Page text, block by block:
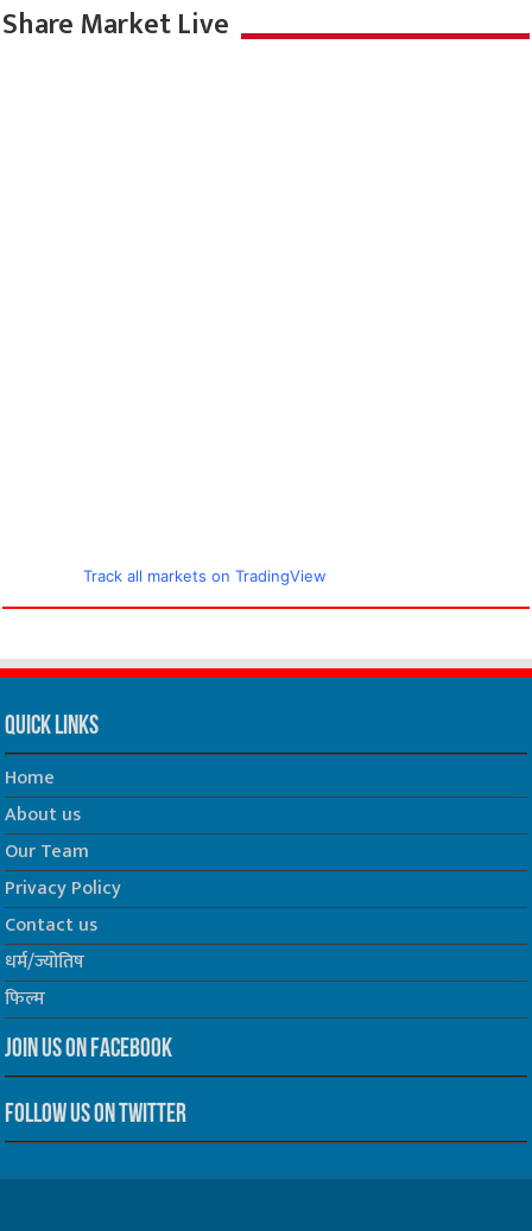
Share Market Live
Track all markets on TradingView
Quick Links
Home
About us
Our Team
Privacy Policy
Contact us
धर्म/ज्योतिष
फिल्म
Join us on Facebook
Follow us on Twitter